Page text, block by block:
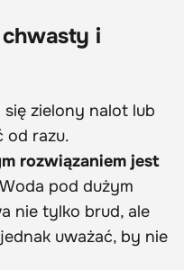
chwasty i
zielony nalot lub
od razu.
rozwiązaniem jest
pod dużym
nie tylko brud, ale
uważać, by nie